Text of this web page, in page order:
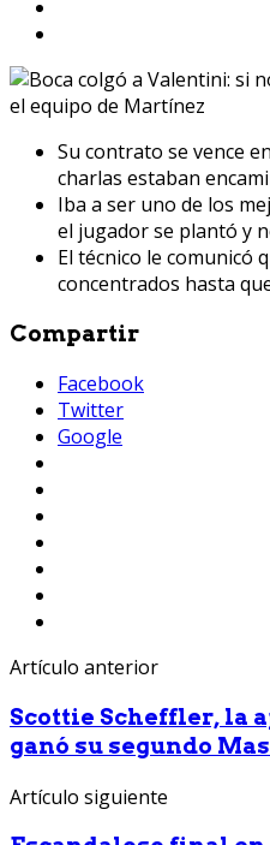
Su contrato se vence
charlas estaban
Iba a ser uno de los
el jugador se plantó y
El técnico le comunicó
concentrados hasta
Compartir
Facebook
Twitter
Google
Artículo anterior
Scottie Scheffler, la
ganó su segundo
Artículo siguiente